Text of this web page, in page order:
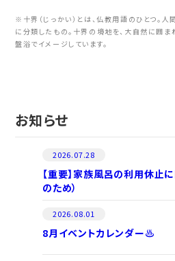
※十界（じっかい）とは、仏教用語のひとつ。
に分類したもの。十界の境地を、大自然に囲ま
盤浴でイメージしています。
お知らせ
2026.07.28
【重要】家族風呂の利用休止
のため）
2026.08.01
8月イベントカレンダー♨